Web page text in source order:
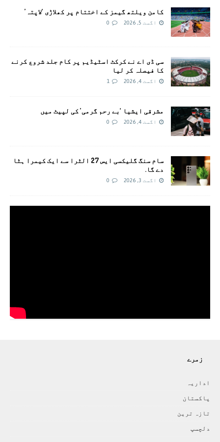
کامن ویلتھ گیمز کے اختتام پر کھلاڑی ‘لاپتہ’
اگست 5, 2026 0
سی ڈی اے نے کرکٹ اسٹیڈیم پر کام جلد شروع کرنے
کا فیصلہ کر لیا
اگست 4, 2026 1
مشرقی ایشیا ‘بے رحم گرمی’ کی لپیٹ میں
اگست 4, 2026 0
سام سنگ گلیکسی ایس 27 الٹرا سے ایک کیمرا ہٹا
دے گا.
اگست 3, 2026 0
زمرے
اداريہ
پاکستان
تازہ ترين
دلچسپ